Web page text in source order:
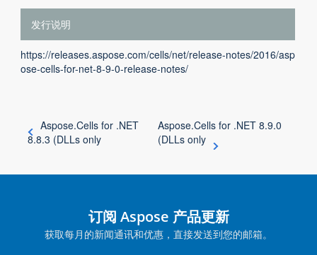
发行说明
https://releases.aspose.com/cells/net/release-notes/2016/asp
ose-cells-for-net-8-9-0-release-notes/
Aspose.Cells for .NET
8.8.3 (DLLs only
Aspose.Cells for .NET 8.9.0
(DLLs only
订阅 Aspose 产品更新
获取每月的新闻通讯和优惠，直接发送到您的邮箱。